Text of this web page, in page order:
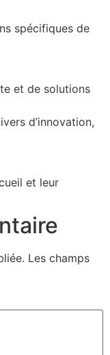
spécifiques de
et de solutions
d’innovation,
et leur
Les champs